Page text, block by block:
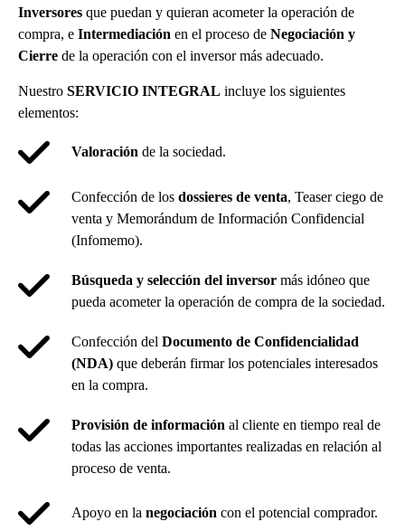
Inversores que puedan y quieran acometer la operación de
compra, e Intermediación en el proceso de Negociación y
Cierre de la operación con el inversor más adecuado.
Nuestro SERVICIO INTEGRAL incluye los siguientes
elementos:
Valoraciónde la sociedad.
Confección de los dossieres de venta, Teaser ciego de
venta y Memorándum de Información Confidencial
(Infomemo).
Búsqueda y selección del inversormás idóneo que
pueda acometer la operación de compra de la sociedad.
Confección del Documento de Confidencialidad
(NDA)que deberán firmar los potenciales interesados
en la compra.
Provisión de información al cliente en tiempo real de
todas las acciones importantes realizadas en relación al
proceso de venta.
Apoyo en la negociacióncon el potencial comprador.